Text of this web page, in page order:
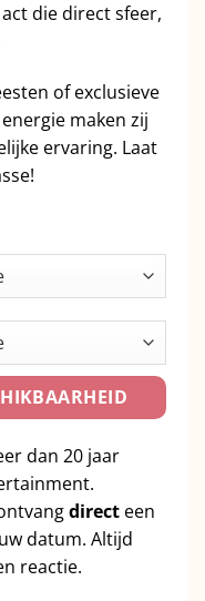
die direct sfeer,
of exclusieve
maken zij
ervaring. Laat
dan 20 jaar
direct een
datum. Altijd
reactie.